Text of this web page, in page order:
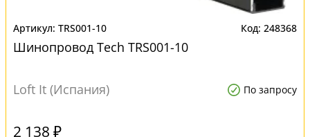
TRS001-10 248368
Шинопровод Tech TRS001-10
Loft It (Испания) По запросу
2 138 ₽